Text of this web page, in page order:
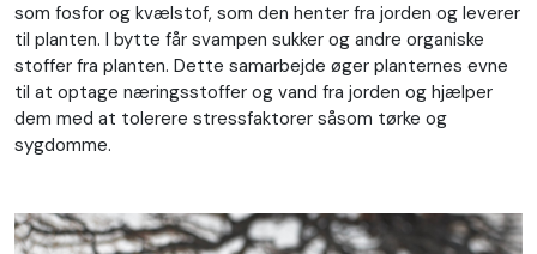
som fosfor og kvælstof, som den henter fra jorden og leverer
til planten. I bytte får svampen sukker og andre organiske
stoffer fra planten. Dette samarbejde øger planternes evne
til at optage næringsstoffer og vand fra jorden og hjælper
dem med at tolerere stressfaktorer såsom tørke og
sygdomme.